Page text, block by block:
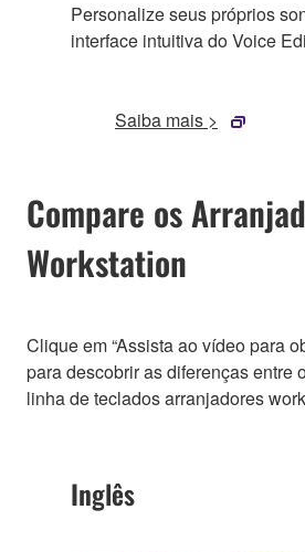
Personalize seus próprios
interface intuitiva do Voice
Saiba mais >
Compare os
Workstation
Clique em “Assista ao vídeo para
para descobrir as diferenças entre
linha de teclados arranjadores
Inglês